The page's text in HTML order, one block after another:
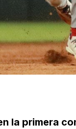
la primera